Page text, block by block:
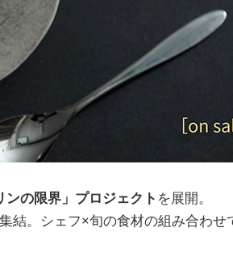
ンの限界」プロジェクト を展開。
結。シェフ×旬の食材の組み合わせ